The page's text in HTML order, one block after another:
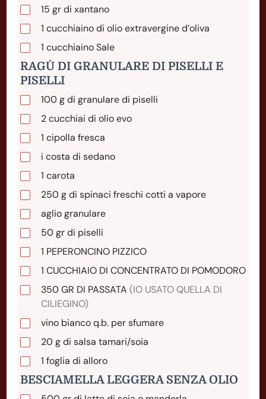
15 grdi xantano
1 cucchiainodi olio extravergine d’oliva
1 cucchiainoSale
RAGÙ DI GRANULARE DI PISELLI E
PISELLI
100gdi granulare di piselli
2cucchiai di olio evo
1 cipolla fresca
i costa di sedano
1 carota
250gdi spinaci freschi cotti a vapore
aglio granulare
50grdi piselli
1 PEPERONCINO PIZZICO
1 CUCCHIAIO DI CONCENTRATO DI POMODORO
350GR DI PASSATA (IO USATO QUELLA DI
CILIEGINO)
vino bianco q.b. per sfumare
20gdi salsa tamari/soia
1 foglia di alloro
BESCIAMELLA LEGGERA SENZA OLIO